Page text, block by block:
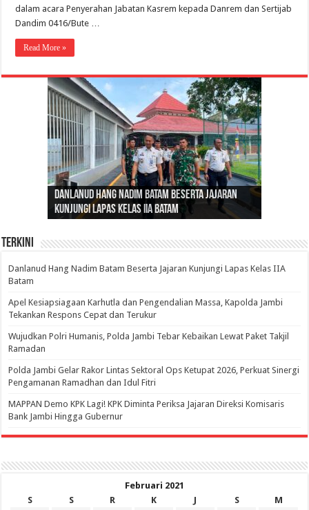
dalam acara Penyerahan Jabatan Kasrem kepada Danrem dan Sertijab
Dandim 0416/Bute …
Read More »
Danlanud Hang Nadim Batam Beserta Jajaran
Kunjungi Lapas Kelas IIA Batam
Silaturahmi dan Reses Komite I DPD RI di Polda
Jambi Bahas Sinergitas Penanganan Narkotika
Gubernur Al Haris: Lomba Cerdas Cermat Sarana
Edukasi Pembentukan Karakter Generasi
Penerus
Gubernur Al Haris Dorong Koperasi Merah Putih
Cepat Beroperasi Agar Bisa Layani Masyarakat
Penuhi Kebutuhannya
Sosok Fenomenal yang Menggetarkan
Nusantara: Ratu Wangsa, Wanita Berkelas
dengan Pengaruh Internasional
Terkini
Danlanud Hang Nadim Batam Beserta Jajaran Kunjungi Lapas Kelas IIA
Batam
Apel Kesiapsiagaan Karhutla dan Pengendalian Massa, Kapolda Jambi
Tekankan Respons Cepat dan Terukur
Wujudkan Polri Humanis, Polda Jambi Tebar Kebaikan Lewat Paket Takjil
Ramadan
Polda Jambi Gelar Rakor Lintas Sektoral Ops Ketupat 2026, Perkuat Sinergi
Pengamanan Ramadhan dan Idul Fitri
‎MAPPAN Demo KPK Lagi! KPK Diminta Periksa Jajaran Direksi Komisaris
Bank Jambi Hingga Gubernur ‎
Februari 2021
S
S R K J S
M